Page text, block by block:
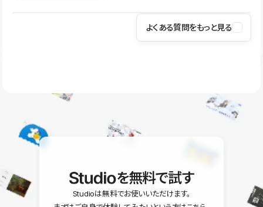
はSSL/TLSによる通信暗号化に対応しており、悪質なスクリプトの
操作方法や機能については、ヘルプセンターでご確認いただけま
ユーザー同士で質問・相談できるコミュニティもご利用ください。
よくある質問をもっと見る
を無料で試す
Studioは無料でお使いいただけます。